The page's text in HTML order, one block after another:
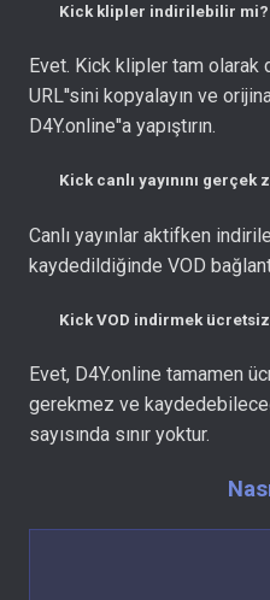
Kick klipler indirilebilir mi?
Evet. Kick klipler tam
URL''sini kopyalayın ve
D4Y.online''a yapıştırın.
Kick canlı yayınını
Canlı yayınlar aktifken
kaydedildiğinde VOD
Kick VOD indirmek
Evet, D4Y.online tamamen
gerekmez ve
sayısında sınır yoktur.